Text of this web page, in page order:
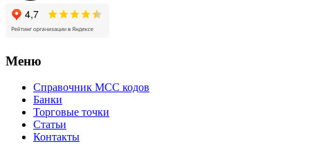
Меню
Справочник MCC кодов
Банки
Торговые точки
Статьи
Контакты